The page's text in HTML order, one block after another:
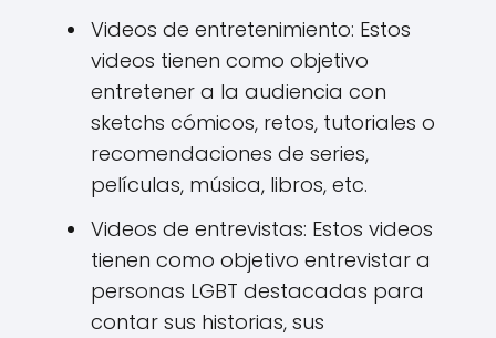
Videos de entretenimiento: Estos
videos tienen como objetivo
entretener a la audiencia con
sketchs cómicos, retos, tutoriales o
recomendaciones de series,
películas, música, libros, etc.
Videos de entrevistas: Estos videos
tienen como objetivo entrevistar a
personas LGBT destacadas para
contar sus historias, sus